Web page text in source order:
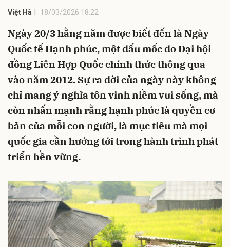
Việt Hà 18/03/2026 18:22
Ngày 20/3 hằng năm được biết đến là Ngày
Quốc tế Hạnh phúc, một dấu mốc do Đại hội
đồng Liên Hợp Quốc chính thức thông qua
vào năm 2012. Sự ra đời của ngày này không
chỉ mang ý nghĩa tôn vinh niềm vui sống, mà
còn nhấn mạnh rằng hạnh phúc là quyền cơ
bản của mỗi con người, là mục tiêu mà mọi
quốc gia cần hướng tới trong hành trình phát
triển bền vững.